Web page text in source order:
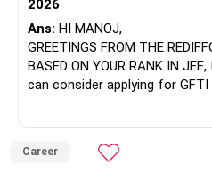
– SBI Energy Opportunities
There is no strong need to
sector.
But given your age, even this
2026
Ans: HI MANOJ,
GREETINGS FROM THE
BASED ON YOUR RANK IN
can consider applying for
ALL THE BEST.
Career